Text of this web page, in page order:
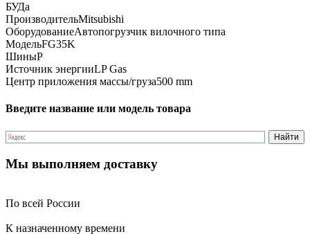
БУДа
ПроизводительMitsubishi
ОборудованиеАвтопогрузчик вилочного типа
МодельFG35K
ШиныP
Источник энергииLP Gas
Центр приложения массы/груза500 mm
Введите название или модель товара
Мы выполняем доставку
По всей России
К назначенному времени